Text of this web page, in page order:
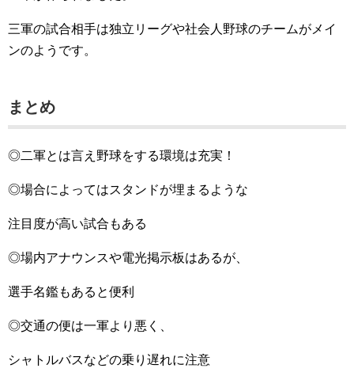
三軍の試合相手は独立リーグや社会人野球のチームがメイ
ンのようです。
まとめ
◎二軍とは言え野球をする環境は充実！
◎場合によってはスタンドが埋まるような
注目度が高い試合もある
◎場内アナウンスや電光掲示板はあるが、
選手名鑑もあると便利
◎交通の便は一軍より悪く、
シャトルバスなどの乗り遅れに注意